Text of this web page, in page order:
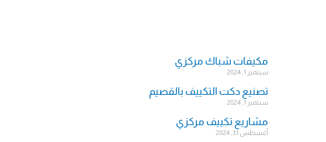
مكيفات شباك مركزي
سبتمبر 1, 2024
تصنيع دكت التكييف بالقصيم
سبتمبر 1, 2024
مشاريع تكييف مركزي
أغسطس 31, 2024